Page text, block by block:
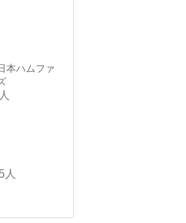
本ハムファ
人